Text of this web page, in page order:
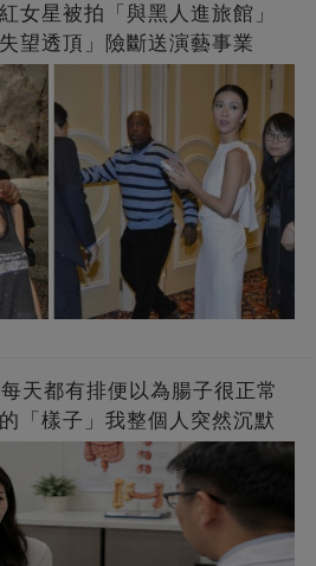
女星被拍「與黑人進旅館」
望透頂」險斷送演藝事業
天都有排便以為腸子很正常
「樣子」我整個人突然沉默